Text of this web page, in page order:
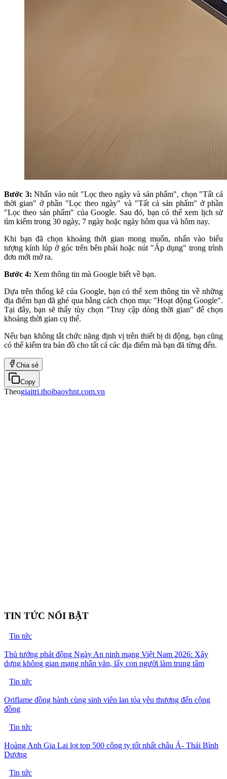
Bước 3: Nhấn vào nút "Lọc theo ngày và sản phẩm", chọn "Tất cả
thời gian" ở phần "Lọc theo ngày" và "Tất cả sản phẩm" ở phần
"Lọc theo sản phẩm" của Google. Sau đó, bạn có thể xem lịch sử
tìm kiếm trong 30 ngày, 7 ngày hoặc ngày hôm qua và hôm nay.
Khi bạn đã chọn khoảng thời gian mong muốn, nhấn vào biểu
tượng kính lúp ở góc trên bên phải hoặc nút "Áp dụng" trong trình
đơn mới mở ra.
Bước 4: Xem thông tin mà Google biết về bạn.
Dựa trên thống kê của Google, bạn có thể xem thông tin về những
địa điểm bạn đã ghé qua bằng cách chọn mục "Hoạt động Google".
Tại đây, bạn sẽ thấy tùy chọn "Truy cập dòng thời gian" để chọn
khoảng thời gian cụ thể.
Nếu bạn không tắt chức năng định vị trên thiết bị di động, bạn cũng
có thể kiểm tra bản đồ cho tất cả các địa điểm mà bạn đã từng đến.
Chia sẻ
Copy
Theogiaitri.thoibaovhnt.com.vn
TIN TỨC NỔI BẬT
Tin tức
Thủ tướng phát động Ngày An ninh mạng Việt Nam 2026: Xây
dựng không gian mạng nhân văn, lấy con người làm trung tâm
Tin tức
Oriflame đồng hành cùng sinh viên lan tỏa yêu thương đến cộng
đồng
Tin tức
Hoàng Anh Gia Lai lọt top 500 công ty tốt nhất châu Á- Thái Bình
Dương
Tin tức